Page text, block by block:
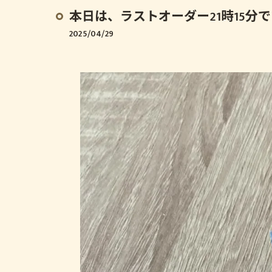
本日は、ラストオーダー21時15分
2025/04/29